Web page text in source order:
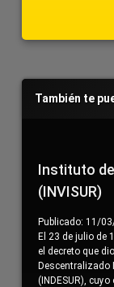
Barra
También te
Instituto
(INVISUR)
Publicado: 11/
El 23 de julio de
el decreto que
Descentralizado
(INDESUR),